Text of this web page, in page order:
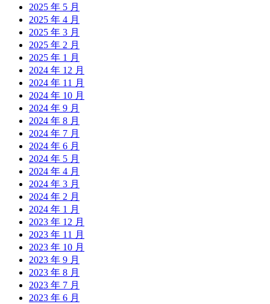
2025 年 5 月
2025 年 4 月
2025 年 3 月
2025 年 2 月
2025 年 1 月
2024 年 12 月
2024 年 11 月
2024 年 10 月
2024 年 9 月
2024 年 8 月
2024 年 7 月
2024 年 6 月
2024 年 5 月
2024 年 4 月
2024 年 3 月
2024 年 2 月
2024 年 1 月
2023 年 12 月
2023 年 11 月
2023 年 10 月
2023 年 9 月
2023 年 8 月
2023 年 7 月
2023 年 6 月